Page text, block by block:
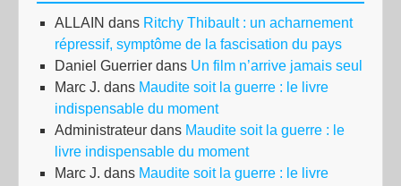
ALLAIN dans Ritchy Thibault : un acharnement
répressif, symptôme de la fascisation du pays
Daniel Guerrier dans Un film n’arrive jamais seul
Marc J. dans Maudite soit la guerre : le livre
indispensable du moment
Administrateur dans Maudite soit la guerre : le
livre indispensable du moment
Marc J. dans Maudite soit la guerre : le livre